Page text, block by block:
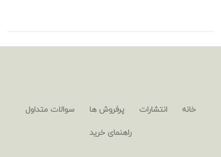
خانه انتشارات پرفروش ها
سوالات متداول
راهنمای خرید